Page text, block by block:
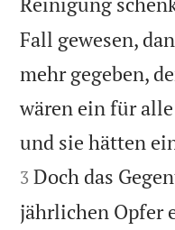
Fall gewesen,
mehr gegeben,
wären ein für
und sie hätten
3 Doch das
jährlichen Opfer